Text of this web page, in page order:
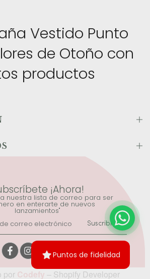
Vestido Punto
de Otoño con
productos
¡Ahora!
nuestra lista de correo para ser
en enterarte de nuevos
lanzamientos"
Suscribirse
por – Shopify Developer
Puntos de fidelidad